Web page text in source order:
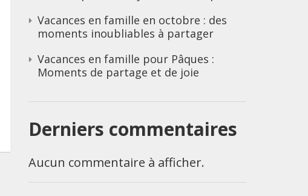
Vacances en famille en octobre : des
moments inoubliables à partager
Vacances en famille pour Pâques :
Moments de partage et de joie
Derniers commentaires
Aucun commentaire à afficher.